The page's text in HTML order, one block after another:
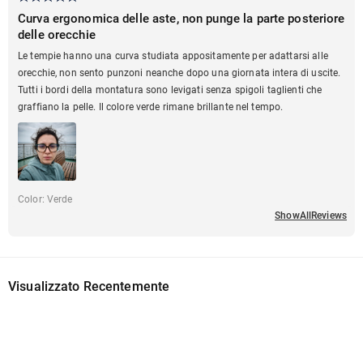
Curva ergonomica delle aste, non punge la parte posteriore
delle orecchie
Le tempie hanno una curva studiata appositamente per adattarsi alle
orecchie, non sento punzoni neanche dopo una giornata intera di uscite.
Tutti i bordi della montatura sono levigati senza spigoli taglienti che
graffiano la pelle. Il colore verde rimane brillante nel tempo.
Color: Verde
ShowAllReviews
Visualizzato Recentemente